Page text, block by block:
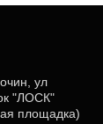
ул
"ЛОСК"
площадка)